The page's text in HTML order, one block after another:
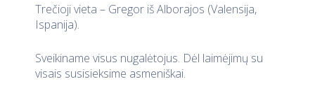
Trečioji vieta – Gregor iš Alborajos (Valensija,
Ispanija).
Sveikiname visus nugalėtojus. Dėl laimėjimų su
visais susisieksime asmeniškai.